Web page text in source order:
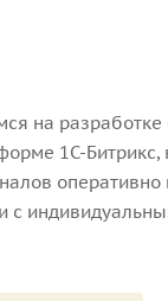
на разработке
1С-
оперативно
с